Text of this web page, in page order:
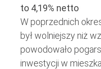
to 4,19% netto
W poprzednich
był wolniejszy niż
powodowało
inwestycji w